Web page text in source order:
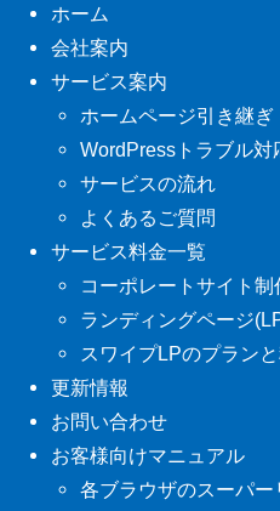
ホーム
会社案内
サービス案内
ホームページ引き継ぎ
WordPressトラブル対
サービスの流れ
よくあるご質問
サービス料金一覧
コーポレートサイト制
ランディングページ
スワイプLPのプラン
更新情報
お問い合わせ
お客様向けマニュアル
各ブラウザのスーパ